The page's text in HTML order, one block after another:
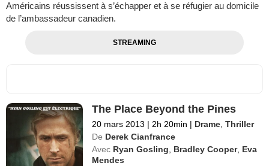
Américains réussissent à s’échapper et à se réfugier au domicile
de l’ambassadeur canadien.
STREAMING
The Place Beyond the Pines
20 mars 2013 | 2h 20min | Drame ,Thriller
De Derek Cianfrance
Avec Ryan Gosling Bradley Cooper, Eva
Mendes